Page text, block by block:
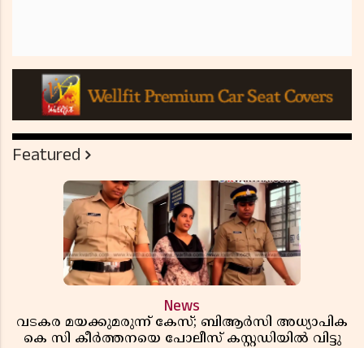
Featured
News
വടകര മയക്കുമരുന്ന് കേസ്; ബിആർസി അധ്യാപിക
കെ സി കീർത്തനയെ പോലീസ് കസ്റ്റഡിയിൽ വിട്ടു